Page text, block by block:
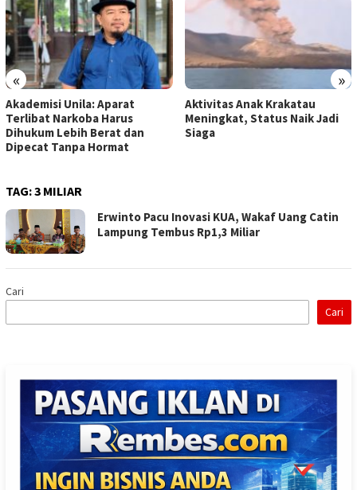
« »
Akademisi Unila: Aparat
Terlibat Narkoba Harus
Dihukum Lebih Berat dan
Dipecat Tanpa Hormat
Aktivitas Anak Krakatau
Meningkat, Status Naik Jadi
Siaga
TAG:3 MILIAR
Erwinto Pacu Inovasi KUA, Wakaf Uang Catin
Lampung Tembus Rp1,3 Miliar
Cari
Cari